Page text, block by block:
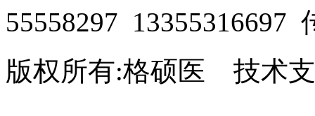
55558297 13355316697
版权所有:格硕医 技术